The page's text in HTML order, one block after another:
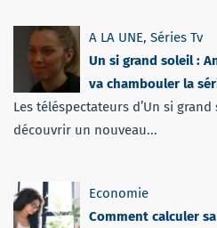
A LA UNE, Séries Tv
Un si grand soleil :
va chambouler la
Les téléspectateurs d’Un si
découvrir un nouveau...
Economie
Comment calculer